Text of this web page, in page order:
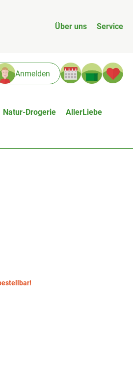
Über uns Service
Anmelden
Natur-Drogerie AllerLiebe